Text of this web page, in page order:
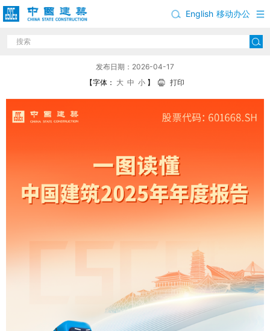
移动办公
English
发布日期：2026-04-17
【字体： 大 中 小 】 打印